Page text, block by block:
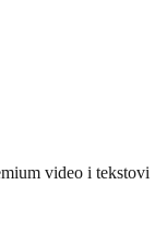
video i tekstovi